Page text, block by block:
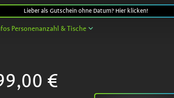
Lieber als Gutschein ohne Datum? Hier klicken!
Personenanzahl & Tische
€